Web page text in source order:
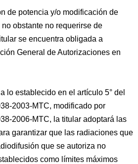
de potencia y/o modificación de
obstante no requerirse de
se encuentra obligada a
General de Autorizaciones en
lo establecido en el artículo 5° del
2003-MTC, modificado por
2006-MTC, la titular adoptará las
garantizar que las radiaciones que
que se autoriza no
como límites máximos